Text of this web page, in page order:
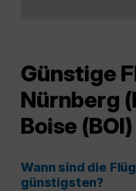
Günstige
Nürnberg
Boise
Wann sind die
günstigsten?